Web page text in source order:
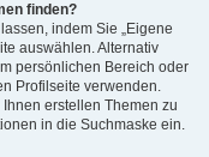
finden?
indem Sie „Eigene
auswählen. Alternativ
persönlichen Bereich oder
Profilseite verwenden.
erstellen Themen zu
in die Suchmaske ein.